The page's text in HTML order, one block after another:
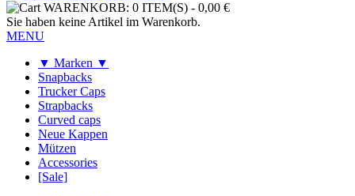
WARENKORB: 0 ITEM(S) - 0,00 €
Sie haben keine Artikel im Warenkorb.
MENU
▼ Marken ▼
Snapbacks
Trucker Caps
Strapbacks
Curved caps
Neue Kappen
Mützen
Accessories
[Sale]